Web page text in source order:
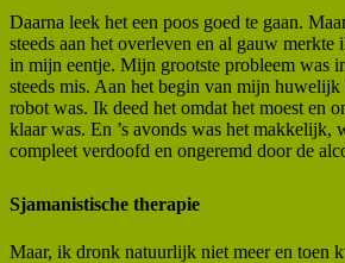
Daarna leek het een poos goed te gaan.
steeds aan het overleven en al gauw merkte
in mijn eentje. Mijn grootste probleem was
steeds mis. Aan het begin van mijn huwelijk
robot was. Ik deed het omdat het moest en
klaar was. En ’s avonds was het makkelijk,
compleet verdoofd en ongeremd door de
Sjamanistische therapie
Maar, ik dronk natuurlijk niet meer en toen